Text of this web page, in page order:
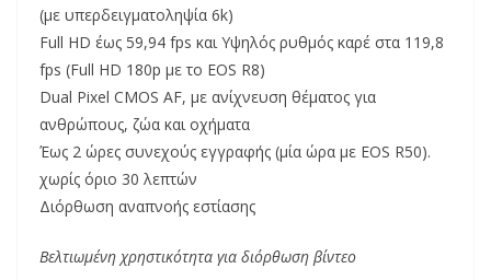
(με υπερδειγματοληψία 6k)
Full HD έως 59,94 fps και Υψηλός ρυθμός καρέ στα 119,8
fps (Full HD 180p με το EOS R8)
Dual Pixel CMOS AF, με ανίχνευση θέματος για
ανθρώπους, ζώα και οχήματα
Έως 2 ώρες συνεχούς εγγραφής (μία ώρα με EOS R50).
χωρίς όριο 30 λεπτών
Διόρθωση αναπνοής εστίασης
Βελτιωμένη χρηστικότητα για διόρθωση βίντεο